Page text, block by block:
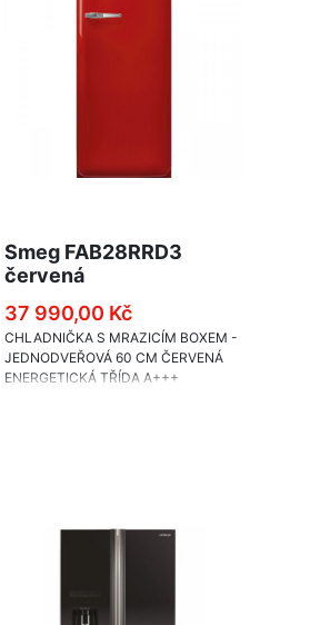
Smeg FAB28RRD3
červená
37 990,00 Kč
CHLADNIČKA S MRAZICÍM BOXEM -
JEDNODVEŘOVÁ 60 CM ČERVENÁ
ENERGETICKÁ TŘÍDA A+++